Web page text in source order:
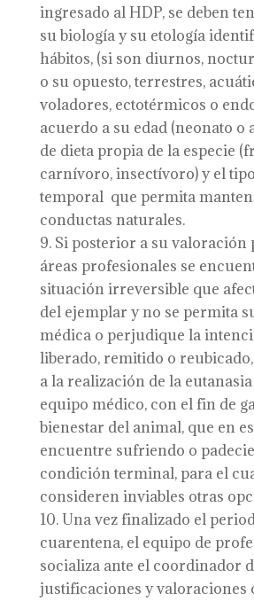
ingresado al HDP, se deben
su biología y su etología
hábitos, (si son diurnos,
o su opuesto, terrestres,
voladores, ectotérmicos o
acuerdo a su edad (neonato o
de dieta propia de la especie
carnívoro, insectívoro) y el
temporal que permita
conductas naturales.
Si posterior a su valoración
áreas profesionales se
situación irreversible que
del ejemplar y no se permita
médica o perjudique la
liberado, remitido o
a la realización de la
equipo médico, con el fin de
bienestar del animal, que en
encuentre sufriendo o
condición terminal, para el
consideren inviables otras
Una vez finalizado el
cuarentena, el equipo de
socializa ante el coordinador
justificaciones y valoraciones